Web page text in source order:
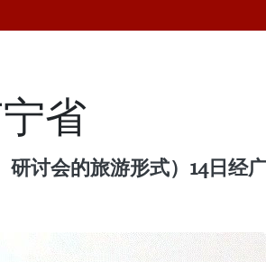
省
讨会的旅游形式）14日经